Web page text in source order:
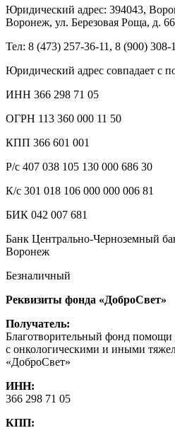
Юридический адрес: 394043,
Воронеж, ул. Березовая Роща, д.
Тел: 8 (473) 257-36-11, 8 (900) 308-
Юридический адрес совпадает с
ИНН 366 298 71 05
ОГРН 113 360 000 11 50
КПП 366 601 001
Р/с 407 038 105 130 000 686 30
К/с 301 018 106 000 000 006 81
БИК 042 007 681
Банк Центрально-Черноземный
Воронеж
Безналичный
Реквизиты фонда «ДоброСвет»
Получатель:
Благотворительный фонд
с онкологическими и иными
«ДоброСвет»
ИНН:
366 298 71 05
КПП: